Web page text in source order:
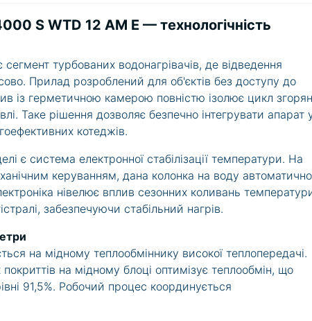
S WTD 12 AM E — технологічність
сегмент турбованих водонагрівачів, де відведення
Прилад розроблений для об'єктів без доступу до
із герметичною камерою повністю ізолює цикл
Таке рішення дозволяє безпечно інтегрувати апарат
котеджів.
є система електронної стабілізації температури. На
керуванням, дана колонка на воду автоматично
нівелює вплив сезонних коливань
забезпечуючи стабільний нагрів.
на мідному теплообміннику високої теплопередачі.
на мідному блоці оптимізує теплообмін, що
91,5%. Робочий процес координується